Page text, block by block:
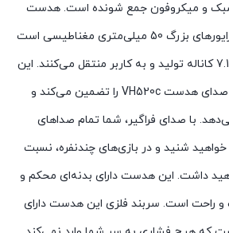
سبک و میکروفون جمع شونده است. هدست
Rapoo VH520c دارای درایورهای بزرگ 50 میلی‌متری مغناطیسی است
که صدای فراگیر مجازی 7.1 کاناله تولید و به کاربر منتقل می‌کنند. این
ویژگی، کیفیت و وضوح صدای هدست VH520c را تضمین می‌کند و
با صدای فراگیر، شما تمام صداهای
خواهید شنید و در بازی‌های چندنفره، نسبت
داشت. این هدست دارای بدنه‌ای محکم و
راحت است. سربند فلزی این هدست دارای